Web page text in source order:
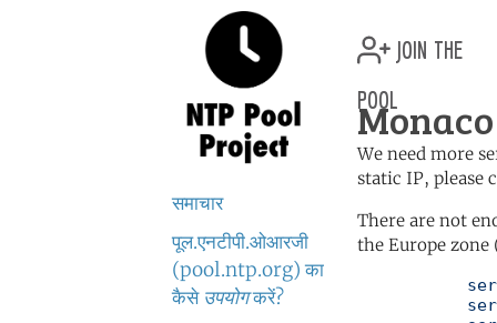
समाचार
पूल.एनटीपी.ओआरजी
(pool.ntp.org) का
कैसे उपयोगकरें?
join the
pool
We need more
static IP, please
There are not
the Europe